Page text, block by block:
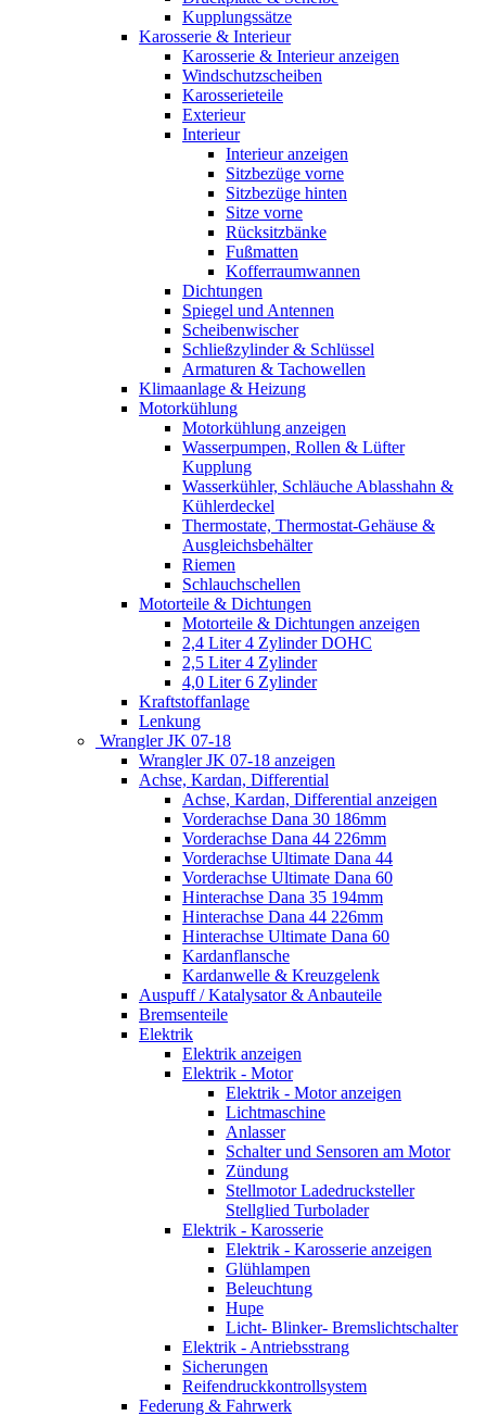
Kupplungssätze
Karosserie & Interieur
Karosserie & Interieur anzeigen
Windschutzscheiben
Karosserieteile
Exterieur
Interieur
Interieur anzeigen
Sitzbezüge vorne
Sitzbezüge hinten
Sitze vorne
Rücksitzbänke
Fußmatten
Kofferraumwannen
Dichtungen
Spiegel und Antennen
Scheibenwischer
Schließzylinder & Schlüssel
Armaturen & Tachowellen
Klimaanlage & Heizung
Motorkühlung
Motorkühlung anzeigen
Wasserpumpen, Rollen & Lüfter
Kupplung
Wasserkühler, Schläuche Ablasshahn &
Kühlerdeckel
Thermostate, Thermostat-Gehäuse &
Ausgleichsbehälter
Riemen
Schlauchschellen
Motorteile & Dichtungen
Motorteile & Dichtungen anzeigen
2,4 Liter 4 Zylinder DOHC
2,5 Liter 4 Zylinder
4,0 Liter 6 Zylinder
Kraftstoffanlage
Lenkung
Wrangler JK 07-18
Wrangler JK 07-18 anzeigen
Achse, Kardan, Differential
Achse, Kardan, Differential anzeigen
Vorderachse Dana 30 186mm
Vorderachse Dana 44 226mm
Vorderachse Ultimate Dana 44
Vorderachse Ultimate Dana 60
Hinterachse Dana 35 194mm
Hinterachse Dana 44 226mm
Hinterachse Ultimate Dana 60
Kardanflansche
Kardanwelle & Kreuzgelenk
Auspuff / Katalysator & Anbauteile
Bremsenteile
Elektrik
Elektrik anzeigen
Elektrik - Motor
Elektrik - Motor anzeigen
Lichtmaschine
Anlasser
Schalter und Sensoren am Motor
Zündung
Stellmotor Ladedrucksteller
Stellglied Turbolader
Elektrik - Karosserie
Elektrik - Karosserie anzeigen
Glühlampen
Beleuchtung
Hupe
Licht- Blinker- Bremslichtschalter
Elektrik - Antriebsstrang
Sicherungen
Reifendruckkontrollsystem
Federung & Fahrwerk